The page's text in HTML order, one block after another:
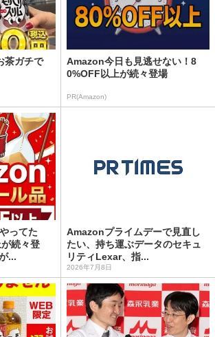
茶ガチで
Amazon今日も見逃せない！8
0%OFF以上が続々登場
PR(Amazon)
ってた
続々登
...
Amazonプライムデーで見直し
たい、持ち運ぶデータのセキュ
リティLexar、指...
2026年7月8日